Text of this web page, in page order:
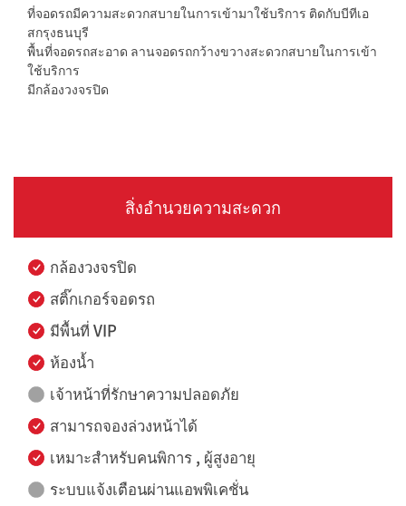
ที่จอดรถมีความสะดวกสบายในการเข้ามาใช้บริการ ติดกับบีทีเอ
สกรุงธนบุรี
พื้นที่จอดรถสะอาด ลานจอดรถกว้างขวางสะดวกสบายในการเข้า
ใช้บริการ
มีกล้องวงจรปิด
สิ่งอำนวยความสะดวก
กล้องวงจรปิด
สติ๊กเกอร์จอดรถ
มีพื้นที่ VIP
ห้องน้ำ
เจ้าหน้าที่รักษาความปลอดภัย
สามารถจองล่วงหน้าได้
เหมาะสำหรับคนพิการ , ผู้สูงอายุ
ระบบแจ้งเตือนผ่านแอพพิเคชั่น